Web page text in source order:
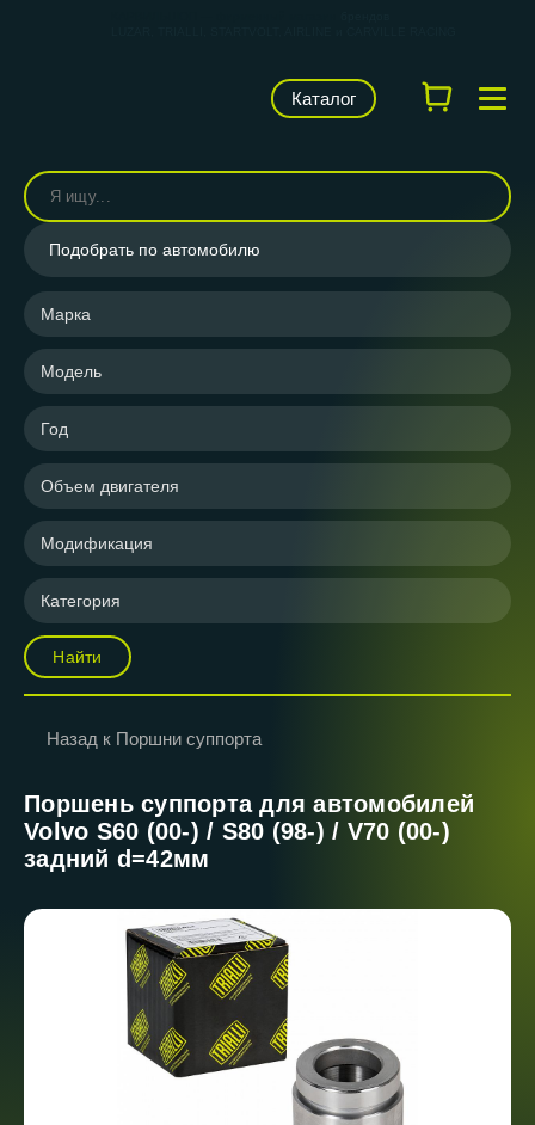
Каталог
Подобрать по автомобилю
Марка
Модель
Год
Объем двигателя
Модификация
Категория
Найти
Назад к Поршни суппорта
Поршень суппорта для автомобилей
Volvo S60 (00-) / S80 (98-) / V70 (00-)
задний d=42мм